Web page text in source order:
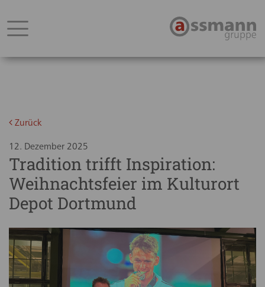
Zurück
12. Dezember 2025
Tradition trifft Inspiration:
Weihnachtsfeier im Kulturort
Depot Dortmund